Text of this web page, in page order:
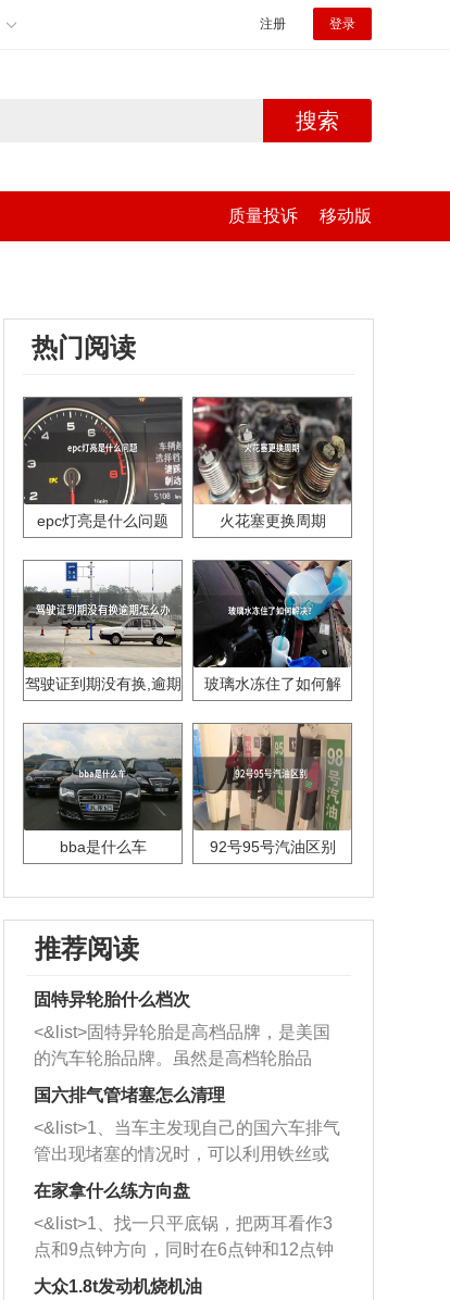
注册 登录
搜索
质量投诉 移动版
热门阅读
epc灯亮是什么问题 火花塞更换周期
驾驶证到期没有换,逾期
玻璃水冻住了如何解
bba是什么车 92号95号汽油区别
推荐阅读
固特异轮胎什么档次
<&list>固特异轮胎是高档品牌，是美国
的汽车轮胎品牌。虽然是高档轮胎品
牌，但是中高低端的轮胎都有生产，这
也是为了更好的开拓市场。
国六排气管堵塞怎么清理
<&list>1、当车主发现自己的国六车排气
管出现堵塞的情况时，可以利用铁丝或
者是细棍，直接将杂物给取出来，如果
堵塞情况比较严重，也可以采取应急措
施。 <&list>2、直接利用木棍将所有的
杂物推到排气管里面的位置处，然后将
三元催化器拆解开，就可以将堵塞的东
在家拿什么练方向盘
<&list>1、找一只平底锅，把两耳看作3
点和9点钟方向，同时在6点钟和12点钟
方向做一个标记。 <&list>2、双手握住
大众1.8t发动机烧机油